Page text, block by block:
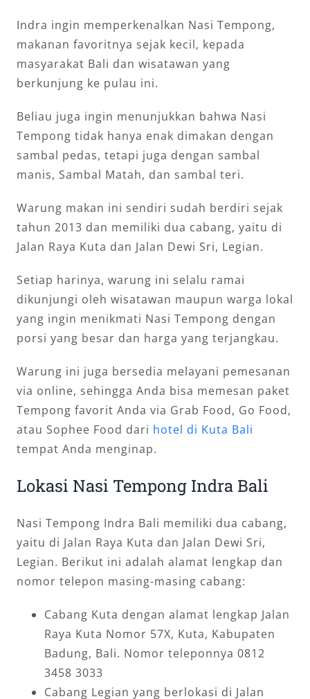
Indra ingin memperkenalkan Nasi Tempong,
makanan favoritnya sejak kecil, kepada
masyarakat Bali dan wisatawan yang
berkunjung ke pulau ini.
Beliau juga ingin menunjukkan bahwa Nasi
Tempong tidak hanya enak dimakan dengan
sambal pedas, tetapi juga dengan sambal
manis, Sambal Matah, dan sambal teri.
Warung makan ini sendiri sudah berdiri sejak
tahun 2013 dan memiliki dua cabang, yaitu di
Jalan Raya Kuta dan Jalan Dewi Sri, Legian.
Setiap harinya, warung ini selalu ramai
dikunjungi oleh wisatawan maupun warga lokal
yang ingin menikmati Nasi Tempong dengan
porsi yang besar dan harga yang terjangkau.
Warung ini juga bersedia melayani pemesanan
via online, sehingga Anda bisa memesan paket
Tempong favorit Anda via Grab Food, Go Food,
atau Sophee Food dari hotel di Kuta Bali
tempat Anda menginap.
Lokasi Nasi Tempong Indra Bali
Nasi Tempong Indra Bali memiliki dua cabang,
yaitu di Jalan Raya Kuta dan Jalan Dewi Sri,
Legian. Berikut ini adalah alamat lengkap dan
nomor telepon masing-masing cabang:
Cabang Kuta dengan alamat lengkap Jalan
Raya Kuta Nomor 57X, Kuta, Kabupaten
Badung, Bali. Nomor teleponnya 0812
3458 3033
Cabang Legian yang berlokasi di Jalan